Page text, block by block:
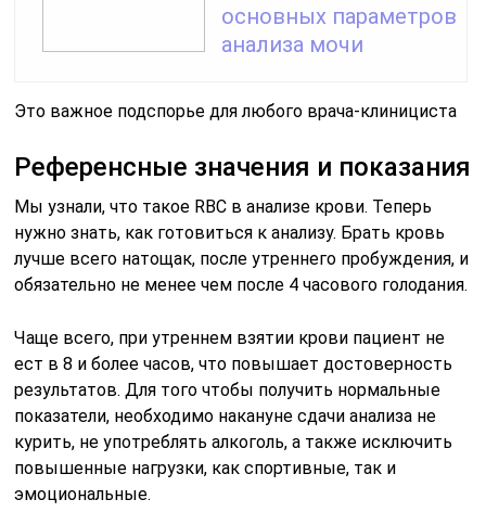
основных параметров
анализа мочи
Это важное подспорье для любого врача-клинициста
Референсные значения и показания
Мы узнали, что такое RBC в анализе крови. Теперь
нужно знать, как готовиться к анализу. Брать кровь
лучше всего натощак, после утреннего пробуждения, и
обязательно не менее чем после 4 часового голодания.
Чаще всего, при утреннем взятии крови пациент не
ест в 8 и более часов, что повышает достоверность
результатов. Для того чтобы получить нормальные
показатели, необходимо накануне сдачи анализа не
курить, не употреблять алкоголь, а также исключить
повышенные нагрузки, как спортивные, так и
эмоциональные.